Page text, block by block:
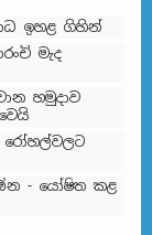
ඉහළ ගිහින්
මැද
හමුදාව
- යෝෂිත කළ